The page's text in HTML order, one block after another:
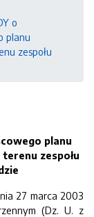
o
planu
zespołu
planu
zespołu
27 marca 2003
(Dz. U. z